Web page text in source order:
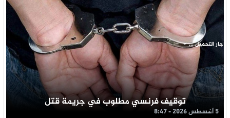
توقيف فرنسي مطلوب في جريمة قتل
5 أغسطس 2026 - 8:47
جار التحميل ...